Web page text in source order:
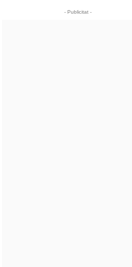
- Publicitat -